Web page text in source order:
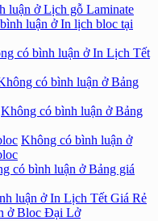
luận ở Lịch gỗ Laminate
luận ở In lịch bloc tại
có bình luận ở In Lịch Tết
có bình luận ở Bảng
Không có bình luận ở Bảng
Không có bình luận ở
có bình luận ở Bảng giá
luận ở In Lịch Tết Giá Rẻ
ở Bloc Đại Lở